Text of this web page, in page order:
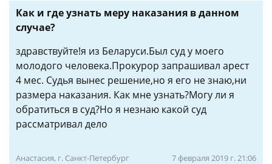
Как и где узнать меру наказания в данном
случае?
здравствуйте!я из Беларуси.Был суд у моего
молодого человека.Прокурор запрашивал арест
4 мес. Судья вынес решение,но я его не знаю,ни
размера наказания. Как мне узнать?Могу ли я
обратиться в суд?Но я незнаю какой суд
рассматривал дело
Анастасия, г. Санкт-Петербург 7 февраля 2019 г. 21:06